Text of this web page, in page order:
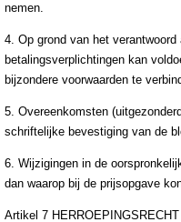
nemen.
4. Op grond van het
betalingsverplichtingen kan
bijzondere voorwaarden te
5. Overeenkomsten
schriftelijke bevestiging van de
6. Wijzigingen in de
dan waarop bij de prijsopgave
Artikel 7 HERROEPINGSRECHT